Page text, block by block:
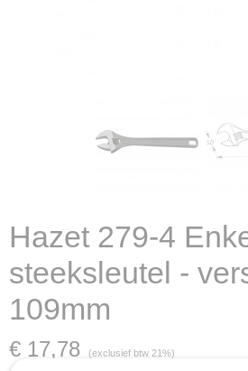
Hazet 279-4
steeksleutel -
109mm
€ 17,78 (exclusief btw 21%)